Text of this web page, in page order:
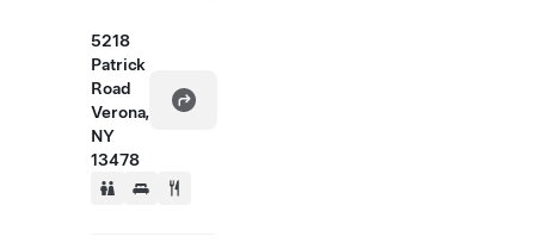
5218
Patrick
Road
Verona,
NY
13478